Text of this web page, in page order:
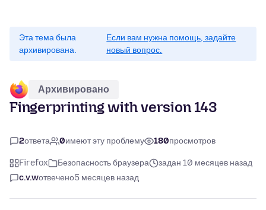
Эта тема была
архивирована.
Если вам нужна помощь, задайте
новый вопрос.
Архивировано
Fingerprinting with version 143
2ответа 0имеют эту проблему 180просмотров
Firefox Безопасность браузера
задан 10 месяцев назад
c.v.wотвечено5 месяцев назад